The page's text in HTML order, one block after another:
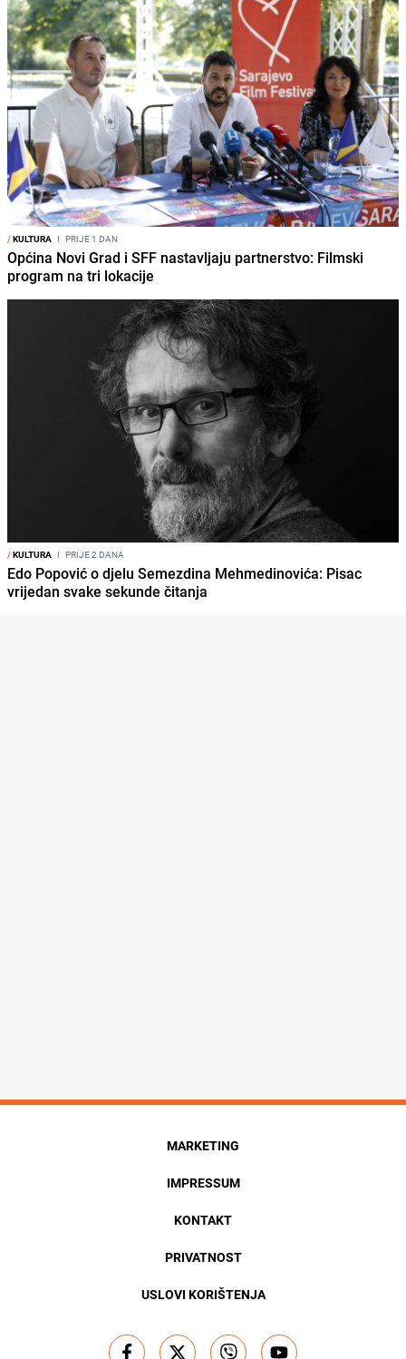
/KULTURA I PRIJE 1 DAN
Općina Novi Grad i SFF nastavljaju partnerstvo: Filmski
program na tri lokacije
/KULTURA I PRIJE 2 DANA
Edo Popović o djelu Semezdina Mehmedinovića: Pisac
vrijedan svake sekunde čitanja
MARKETING
IMPRESSUM
KONTAKT
PRIVATNOST
USLOVI KORIŠTENJA